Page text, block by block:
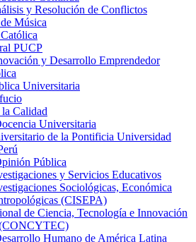
y Resolución de Conflictos
Música
PUCP
y Desarrollo Emprendedor
Universitaria
Calidad
Universitaria
de la Pontificia Universidad
Pública
y Servicios Educativos
Sociológicas, Económica
(CISEPA)
de Ciencia, Tecnología e Innovación
Humano de América Latina